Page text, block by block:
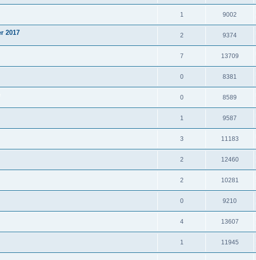
1 9002
2017 2 9374
7 13709
0 8381
0 8589
1 9587
3 11183
2 12460
2 10281
0 9210
4 13607
1 11945